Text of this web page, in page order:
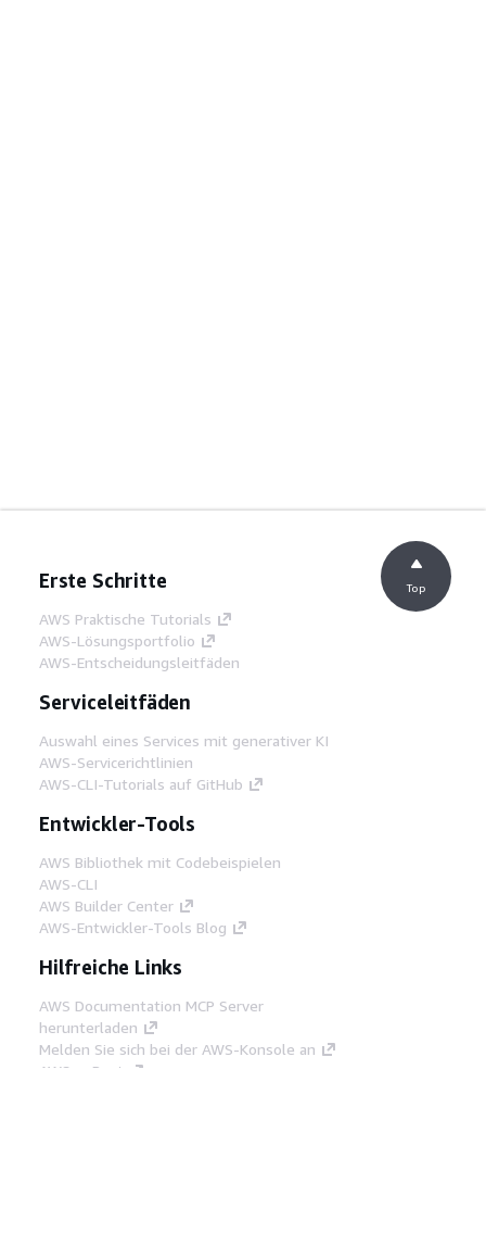
Erste Schritte
AWS Praktische Tutorials
AWS-Lösungsportfolio
AWS-Entscheidungsleitfäden
Serviceleitfäden
Auswahl eines Services mit generativer KI
AWS-Servicerichtlinien
AWS-CLI-Tutorials auf GitHub
Entwickler-Tools
AWS Bibliothek mit Codebeispielen
AWS-CLI
AWS Builder Center
AWS-Entwickler-Tools Blog
Hilfreiche Links
AWS Documentation MCP Server
herunterladen
Melden Sie sich bei der AWS-Konsole an
AWS re:Post
Top